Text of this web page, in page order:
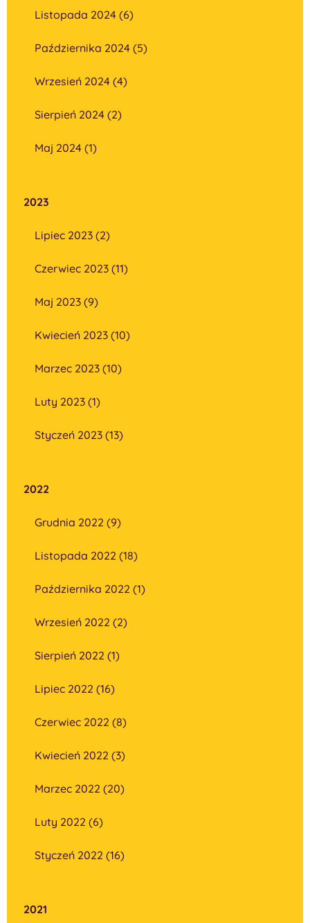
Listopada 2024 (6)
Października 2024 (5)
Wrzesień 2024 (4)
Sierpień 2024 (2)
Maj 2024 (1)
2023
Lipiec 2023 (2)
Czerwiec 2023 (11)
Maj 2023 (9)
Kwiecień 2023 (10)
Marzec 2023 (10)
Luty 2023 (1)
Styczeń 2023 (13)
2022
Grudnia 2022 (9)
Listopada 2022 (18)
Października 2022 (1)
Wrzesień 2022 (2)
Sierpień 2022 (1)
Lipiec 2022 (16)
Czerwiec 2022 (8)
Kwiecień 2022 (3)
Marzec 2022 (20)
Luty 2022 (6)
Styczeń 2022 (16)
2021